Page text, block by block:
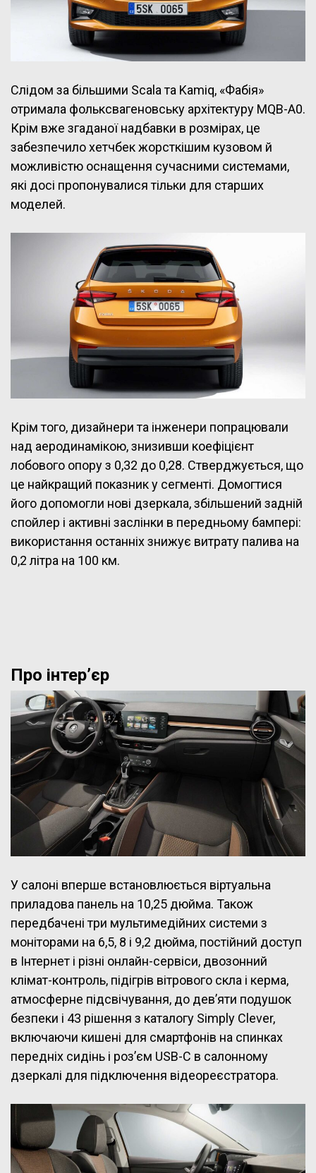
Слідом за більшими Scala та Kamiq, «Фабія»
отримала фольксвагеновську архітектуру MQB-A0.
Крім вже згаданої надбавки в розмірах, це
забезпечило хетчбек жорсткішим кузовом й
можливістю оснащення сучасними системами,
які досі пропонувалися тільки для старших
моделей.
Крім того, дизайнери та інженери попрацювали
над аеродинамікою, знизивши коефіцієнт
лобового опору з 0,32 до 0,28. Стверджується, що
це найкращий показник у сегменті. Домогтися
його допомогли нові дзеркала, збільшений задній
спойлер і активні заслінки в передньому бампері:
використання останніх знижує витрату палива на
0,2 літра на 100 км.
Про інтер’єр
У салоні вперше встановлюється віртуальна
приладова панель на 10,25 дюйма. Також
передбачені три мультимедійних системи з
моніторами на 6,5, 8 і 9,2 дюйма, постійний доступ
в Інтернет і різні онлайн-сервіси, двозонний
клімат-контроль, підігрів вітрового скла і керма,
атмосферне підсвічування, до дев’яти подушок
безпеки і 43 рішення з каталогу Simply Clever,
включаючи кишені для смартфонів на спинках
передніх сидінь і роз’єм USB-C в салонному
дзеркалі для підключення відеореєстратора.